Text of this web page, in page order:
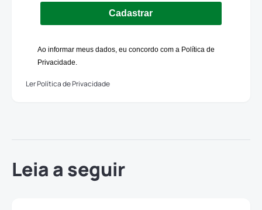
Cadastrar
Ao informar meus dados, eu concordo com a Política de
Privacidade.
Ler Política de Privacidade
Leia a seguir